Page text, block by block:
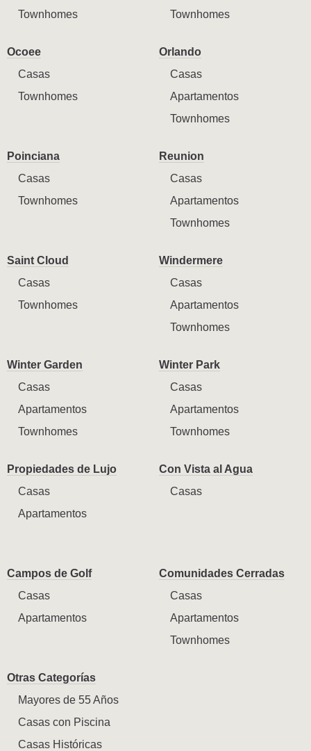
Townhomes
Townhomes
Ocoee
Casas
Townhomes
Orlando
Casas
Apartamentos
Townhomes
Poinciana
Casas
Townhomes
Reunion
Casas
Apartamentos
Townhomes
Saint Cloud
Casas
Townhomes
Windermere
Casas
Apartamentos
Townhomes
Winter Garden
Casas
Apartamentos
Townhomes
Winter Park
Casas
Apartamentos
Townhomes
Propiedades de Lujo
Casas
Apartamentos
Con Vista al Agua
Casas
Campos de Golf
Casas
Apartamentos
Comunidades Cerradas
Casas
Apartamentos
Townhomes
Otras Categorías
Mayores de 55 Años
Casas con Piscina
Casas Históricas